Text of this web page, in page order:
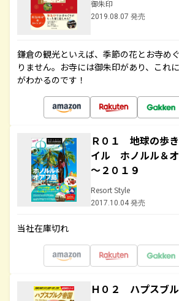
御朱印
2019.08.07 発売
鎌倉の観光といえば、季節の花とお寺め
りません。お寺には御朱印があり、これ
がわかるのです！
Ｒ０１ 地球の歩
イル ホノルル＆
～２０１９
Resort Style
2017.10.04 発売
当社在庫切れ
Ｈ０２ ハプスブ